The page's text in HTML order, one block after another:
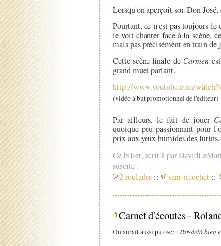
Lorsqu'on aperçoit son Don
Pourtant, ce n'est pas toujours
le voit chanter face à la scène,
mais pas précisément en train de
Cette scène finale de Carmen
grand muet parlant.
http://www.youtube.com/
(vidéo à but promotionnel de l'éditeur)
Par ailleurs, le fait de jouer
quoique peu passionnant pour
prix aux yeux humides des lutins.
Ce billet, écrit à par
suscité :
2 roulades :: sans ricochet ::
Carnet d'écoutes -
On aurait aussi pu oser : Par-delà bien